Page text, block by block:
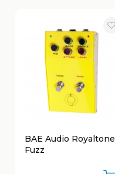
BAE Audio Royaltone
Fuzz